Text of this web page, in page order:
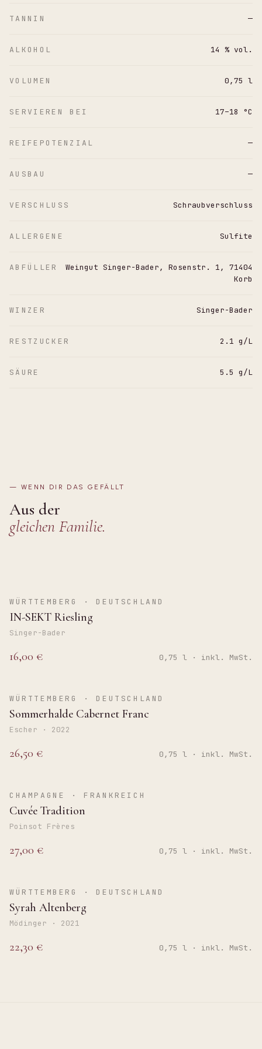
TANNIN —
ALKOHOL 14 % vol.
VOLUMEN 0,75 l
SERVIEREN BEI 17–18 °C
REIFEPOTENZIAL —
AUSBAU —
VERSCHLUSS Schraubverschluss
ALLERGENE Sulfite
ABFÜLLER
Weingut Singer-Bader, Rosenstr. 1, 71404
Korb
WINZER Singer-Bader
RESTZUCKER 2.1 g/L
SÄURE 5.5 g/L
— WENN DIR DAS GEFÄLLT
Aus der
gleichen Familie.
BRUT
WÜRTTEMBERG · DEUTSCHLAND
IN-SEKT Riesling
Singer-Bader
16,00 € 0,75 l · inkl. MwSt.
TROCKEN
WÜRTTEMBERG · DEUTSCHLAND
Sommerhalde Cabernet Franc
Escher · 2022
26,50 € 0,75 l · inkl. MwSt.
BRUT
CHAMPAGNE · FRANKREICH
Cuvée Tradition
Poinsot Frères
27,00 € 0,75 l · inkl. MwSt.
TROCKEN
WÜRTTEMBERG · DEUTSCHLAND
Syrah Altenberg
Mödinger · 2021
22,30 € 0,75 l · inkl. MwSt.